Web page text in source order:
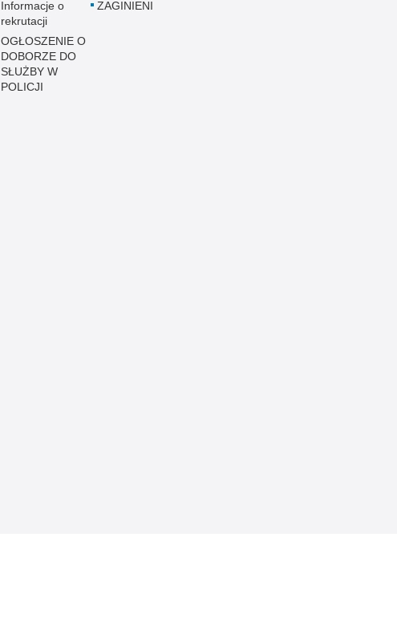
Informacje o
rekrutacji
OGŁOSZENIE O
DOBORZE DO
SŁUŻBY W
POLICJI
ZAGINIENI